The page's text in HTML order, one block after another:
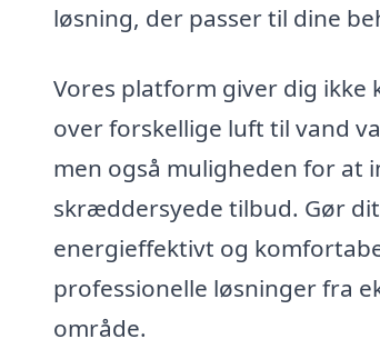
løsning, der passer til dine
Vores platform giver dig ikke
over forskellige luft til vand
men også muligheden for at
skræddersyede tilbud. Gør
energieffektivt og
professionelle løsninger fra
område.